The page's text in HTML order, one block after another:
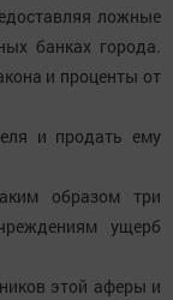
ложные
банках города.
и проценты от
и продать ему
образом три
ущерб
этой аферы и